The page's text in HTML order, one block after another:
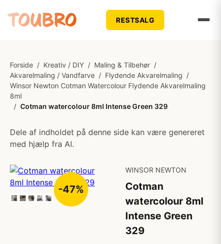
RESTSALG
Forside / Kreativ / DIY / Maling & Tilbehør /
Akvarelmaling / Vandfarve / Flydende Akvarelmaling /
Winsor Newton Cotman Watercolour Flydende Akvarelmaling
8ml
/ Cotman watercolour 8ml Intense Green 329
Dele af indholdet på denne side kan være genereret
med hjælp fra AI.
-47%
WINSOR NEWTON
Cotman
watercolour 8ml
Intense Green
329